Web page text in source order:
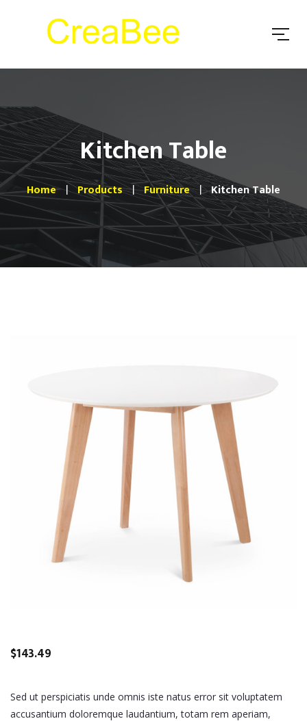
Kitchen Table
Home Products Furniture Kitchen Table
$143.49
Sed ut perspiciatis unde omnis iste natus error sit voluptatem
accusantium doloremque laudantium, totam rem aperiam,